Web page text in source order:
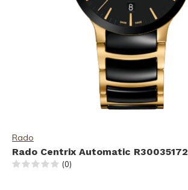
Rado
Rado Centrix Automatic R30035172
(0)